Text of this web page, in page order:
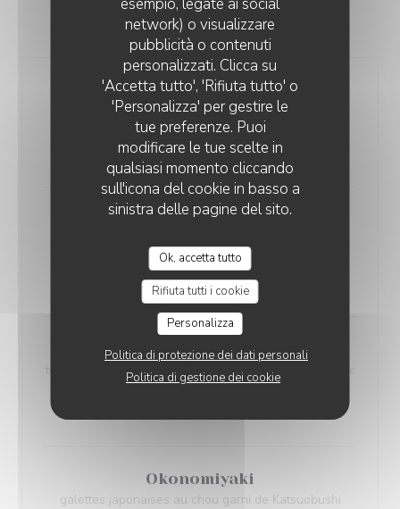
network) o visualizzare
pubblicità o contenuti
personalizzati. Clicca su
'Accetta tutto', 'Rifiuta tutto' o
'Personalizza' per gestire le
tue preferenze. Puoi
modificare le tue scelte in
qualsiasi momento cliccando
sull'icona del cookie in basso a
sinistra delle pagine del sito.
Ok, accetta tutto
Rifiuta tutti i cookie
Personalizza
Politica di protezione dei dati personali
Politica di gestione dei cookie
PLAT
Salade de melon
feta, tomates, lavende et amandes
Elenco degli allergeni
12,00 EUR
Ceviche
Elenco degli allergeni
14,00 EUR
Bruschetta
tomates Coeur de boeuf, vinaigre balsamique et basilic
Okonomiyaki
galettes japonaises au chou garni de Katsuobushi